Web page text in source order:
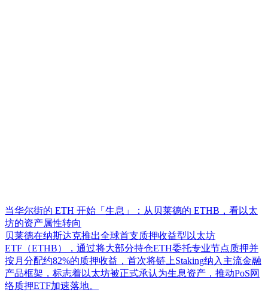
当华尔街的 ETH 开始「生息」：从贝莱德的 ETHB，看以太
坊的资产属性转向
贝莱德在纳斯达克推出全球首支质押收益型以太坊
ETF（ETHB），通过将大部分持仓ETH委托专业节点质押并
按月分配约82%的质押收益，首次将链上Staking纳入主流金融
产品框架，标志着以太坊被正式承认为生息资产，推动PoS网
络质押ETF加速落地。